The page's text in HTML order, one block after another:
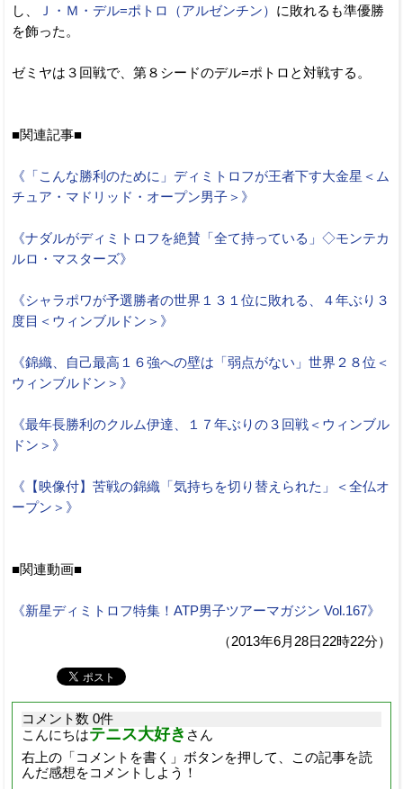
し、
Ｊ・Ｍ・デル=ポトロ（アルゼンチン） に敗れるも準優勝
を飾った。
ゼミヤは３回戦で、第８シードのデル=ポトロと対戦する。
■関連記事■
《「こんな勝利のために」ディミトロフが王者下す大金星＜ム
チュア・マドリッド・オープン男子＞》
《ナダルがディミトロフを絶賛「全て持っている」◇モンテカ
ルロ・マスターズ》
《シャラポワが予選勝者の世界１３１位に敗れる、４年ぶり３
度目＜ウィンブルドン＞》
《錦織、自己最高１６強への壁は「弱点がない」世界２８位＜
ウィンブルドン＞》
《最年長勝利のクルム伊達、１７年ぶりの３回戦＜ウィンブル
ドン＞》
《【映像付】苦戦の錦織「気持ちを切り替えられた」＜全仏オ
ープン＞》
■関連動画■
《新星ディミトロフ特集！ATP男子ツアーマガジン Vol.167》
（2013年6月28日22時22分）
コメント数 0件
こんにちはテニス大好き さん
右上の「コメントを書く」ボタンを押して、この記事を読
んだ感想をコメントしよう！